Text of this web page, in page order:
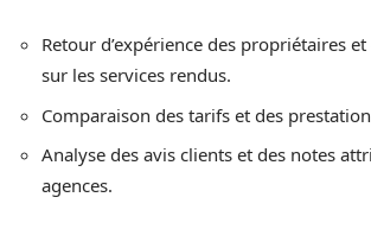
Retour d’expérience des propriétaires
sur les services rendus.
Comparaison des tarifs et des
Analyse des avis clients et des notes
agences.